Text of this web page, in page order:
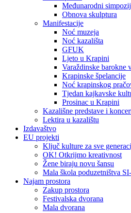
Međunarodni
Obnova skulptura
Manifestacije
Noć muzeja
Noć kazališta
GFUK
Ljeto u Krapini
Varaždinske barokne
Krapinske špelancije
Noć krapinskog
Tjedan kajkavske
Prosinac u Krapini
Kazališne predstave i
Lektira u kazalištu
Izdavaštvo
EU projekti
Ključ kulture za sve
OK! Otkrijmo kreativnost
Žene biraju novu šansu
Mala škola poduzetništva
Najam prostora
Zakup prostora
Festivalska dvorana
Mala dvorana